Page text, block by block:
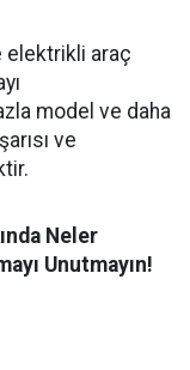
elektrikli araç
model ve daha
ve
Neler
Unutmayın!